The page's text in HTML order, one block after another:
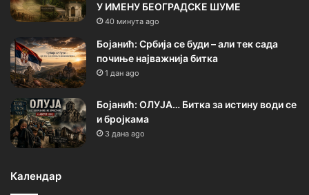
У ИМЕНУ БЕОГРАДСКЕ ШУМЕ
40 минута ago
Бојанић: Србија се буди – али тек сада
почиње најважнија битка
1 дан ago
Бојанић: ОЛУЈА… Битка за истину води се
и бројкама
3 дана ago
Календар